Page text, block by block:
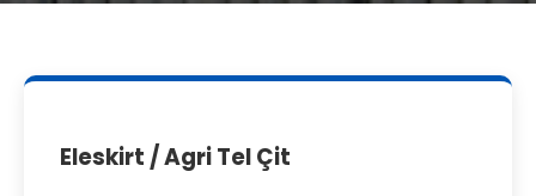
Eleskirt / Agri Tel Çit